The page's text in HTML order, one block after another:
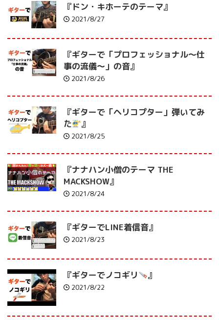
『ドン・キホーテのテーマ』
2021/8/27
『ギターで「プロフェッショナル〜仕
事の流儀〜」の音』
2021/8/26
『ギターで「ヘリコプター」弾いてみ
た
』
2021/8/25
『ナナハン小僧のテーマ THE
MACKSHOW』
2021/8/24
『ギターでLINE着信音』
2021/8/23
『ギターでノコギリ 』
2021/8/22